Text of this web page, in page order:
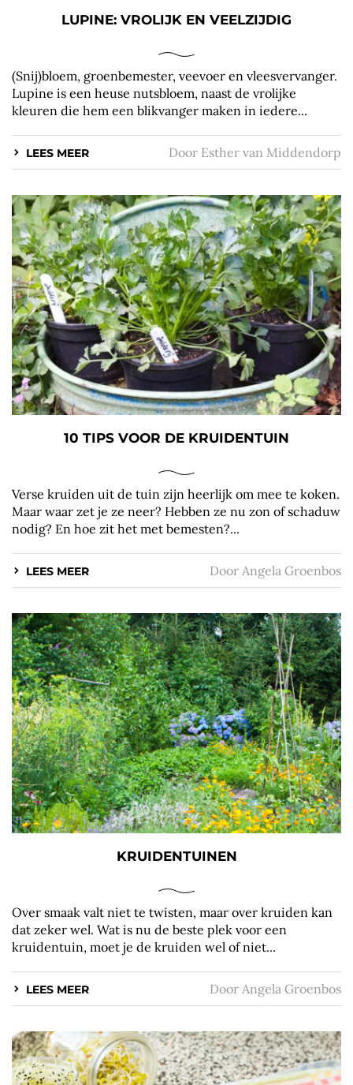
LUPINE: VROLIJK EN VEELZIJDIG
(Snij)bloem, groenbemester, veevoer en vleesvervanger.
Lupine is een heuse nutsbloem, naast de vrolijke
kleuren die hem een blikvanger maken in iedere...
LEES MEER Door Esther van Middendorp
10 TIPS VOOR DE KRUIDENTUIN
Verse kruiden uit de tuin zijn heerlijk om mee te koken.
Maar waar zet je ze neer? Hebben ze nu zon of schaduw
nodig? En hoe zit het met bemesten?...
LEES MEER Door Angela Groenbos
KRUIDENTUINEN
Over smaak valt niet te twisten, maar over kruiden kan
dat zeker wel. Wat is nu de beste plek voor een
kruidentuin, moet je de kruiden wel of niet...
LEES MEER Door Angela Groenbos